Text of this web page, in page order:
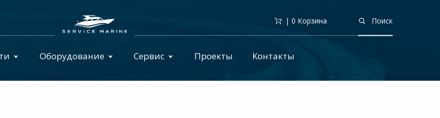
Поиск
| 0 Корзина
Оборудование Сервис Проекты Контакты